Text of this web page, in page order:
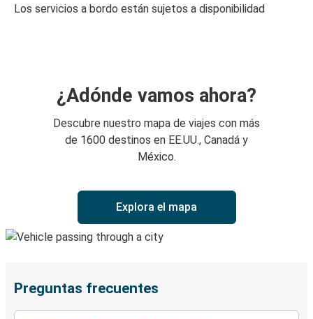
Los servicios a bordo están sujetos a disponibilidad
¿Adónde vamos ahora?
Descubre nuestro mapa de viajes con más
de 1600 destinos en EE.UU., Canadá y
México.
Explora el mapa
Preguntas frecuentes